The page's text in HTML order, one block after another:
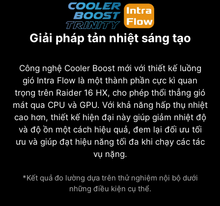
Giải pháp tản nhiệt sáng tạo
Công nghệ Cooler Boost mới với thiết kế luồng
gió Intra Flow là một thành phần cực kì quan
trọng trên Raider 16 HX, cho phép thổi thẳng gió
mát qua CPU và GPU. Với khả năng hấp thụ nhiệt
cao hơn, thiết kế hiện đại này giúp giảm nhiệt độ
và độ ồn một cách hiệu quả, đem lại đối ưu tối
ưu và giúp đạt hiệu năng tối đa khi chạy các tác
vụ nặng.
*Kết quả đo lường dựa trên thử nghiệm nội bộ dưới
những điều kiện cụ thể.